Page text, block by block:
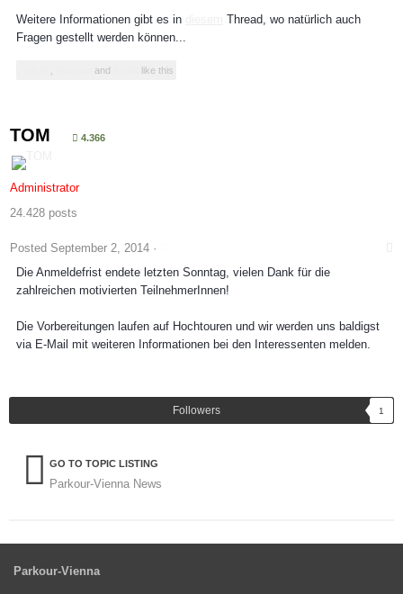
Weitere Informationen gibt es in
Thread, wo natürlich auch
Fragen gestellt werden können...
and like this
TOM 4.366
Administrator
24.428 posts
Posted September 2, 2014 ·
Die Anmeldefrist endete letzten Sonntag, vielen Dank für die
zahlreichen motivierten TeilnehmerInnen!
Die Vorbereitungen laufen auf Hochtouren und wir werden uns baldigst
via E-Mail mit weiteren Informationen bei den Interessenten melden.
Followers 1
GO TO TOPIC LISTING
Parkour-Vienna News
Parkour-Vienna